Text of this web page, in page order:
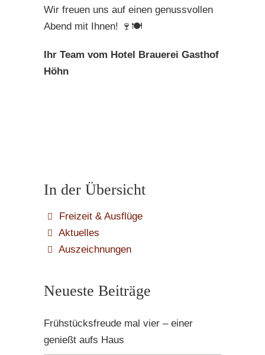
Wir freuen uns auf einen genussvollen
Abend mit Ihnen! 🍷🍽️
Ihr Team vom Hotel Brauerei Gasthof
Höhn
In der Übersicht
Freizeit & Ausflüge
Aktuelles
Auszeichnungen
Neueste Beiträge
Frühstücksfreude mal vier – einer
genießt aufs Haus